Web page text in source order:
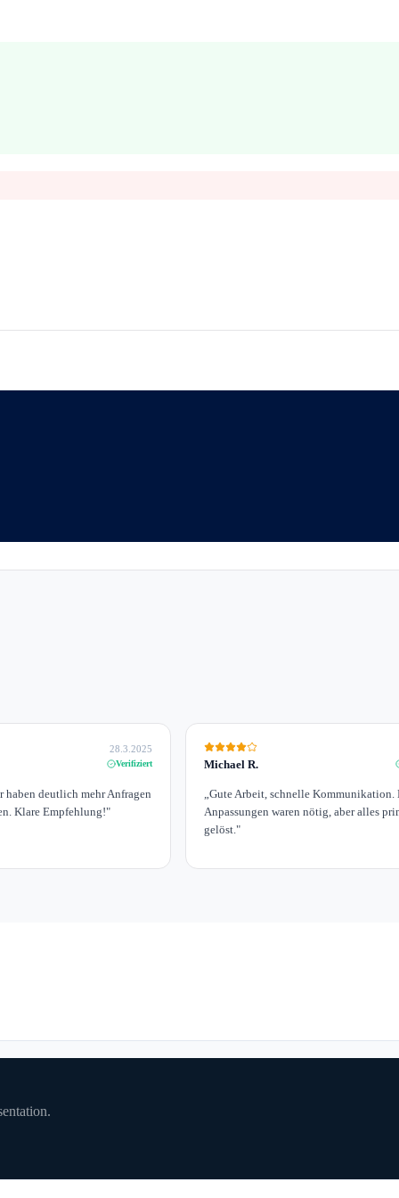
28.3.2025
Verifiziert
haben deutlich mehr Anfragen
Klare Empfehlung!"
Michael R.
Gute Arbeit, schnelle Kommunikation.
Anpassungen waren nötig, aber alles
gelöst. "